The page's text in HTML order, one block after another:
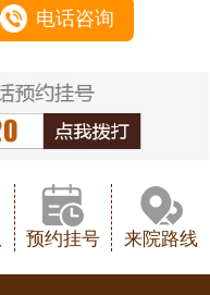
电话咨询
预约挂号 来院路线